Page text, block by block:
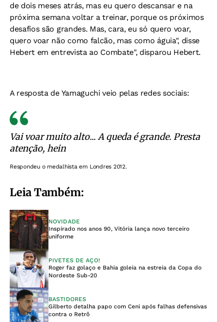
de dois meses atrás, mas eu quero descansar e na
próxima semana voltar a treinar, porque os próximos
desafios são grandes. Mas, cara, eu só quero voar,
quero voar não como falcão, mas como águia", disse
Hebert em entrevista ao Combate", disparou Hebert.
A resposta de Yamaguchi veio pelas redes sociais:
Vai voar muito alto... A queda é grande. Presta
atenção, hein
Respondeu o medalhista em Londres 2012.
Leia Também:
NOVIDADE
Inspirado nos anos 90, Vitória lança novo terceiro
uniforme
PIVETES DE AÇO!
Roger faz golaço e Bahia goleia na estreia da Copa do
Nordeste Sub-20
BASTIDORES
Gilberto detalha papo com Ceni após falhas defensivas
contra o Retrô